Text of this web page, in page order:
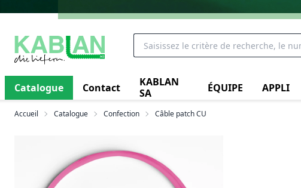
Catalogue Contact
KABLAN
SA
ÉQUIPE APPLI
Accueil Catalogue Confection Câble patch CU